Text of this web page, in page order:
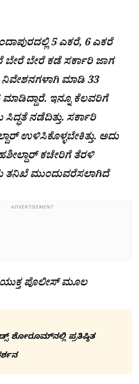
5 ಎಕರೆ, 6 ಎಕರೆ
ಬೇರೆ ಬೇರೆ ಕಡೆ ಸರ್ಕಾರಿ ಜಾಗ
ನಿವೇಶನಗಳಾಗಿ ಮಾಡಿ 33
ಇನ್ನೂ ಕೆಲವರಿಗೆ
ನಡೆದಿತ್ತು. ಸರ್ಕಾರಿ
ಉಳಿಸಿಕೊಳ್ಳಬೇಕಿತ್ತು. ಅದು
ಕಚೇರಿಗೆ ತೆರಳಿ
ತನಿಖೆ ಮುಂದುವರೆಸಲಾಗಿದೆ
ADVERTISEMENT
ಪೊಲೀಸ್ ಮೂಲ
ಶೋರೂಮ್‌ನಲ್ಲಿ ಪ್ರತಿಷ್ಠಿತ